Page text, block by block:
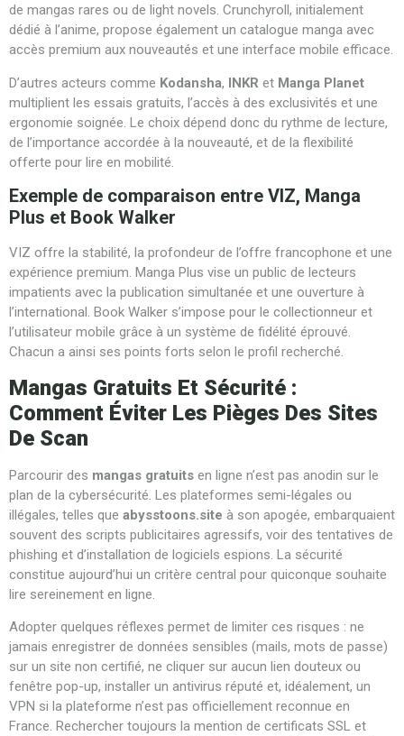
de mangas rares ou de light novels. Crunchyroll, initialement
dédié à l’anime, propose également un catalogue manga avec
accès premium aux nouveautés et une interface mobile efficace.
D’autres acteurs comme Kodansha, INKR et Manga Planet
multiplient les essais gratuits, l’accès à des exclusivités et une
ergonomie soignée. Le choix dépend donc du rythme de lecture,
de l’importance accordée à la nouveauté, et de la flexibilité
offerte pour lire en mobilité.
Exemple de comparaison entre VIZ, Manga
Plus et Book Walker
VIZ offre la stabilité, la profondeur de l’offre francophone et une
expérience premium. Manga Plus vise un public de lecteurs
impatients avec la publication simultanée et une ouverture à
l’international. Book Walker s’impose pour le collectionneur et
l’utilisateur mobile grâce à un système de fidélité éprouvé.
Chacun a ainsi ses points forts selon le profil recherché.
Mangas Gratuits Et Sécurité :
Comment Éviter Les Pièges Des Sites
De Scan
Parcourir des mangas gratuits en ligne n’est pas anodin sur le
plan de la cybersécurité. Les plateformes semi-légales ou
illégales, telles que abysstoons.site à son apogée, embarquaient
souvent des scripts publicitaires agressifs, voir des tentatives de
phishing et d’installation de logiciels espions. La sécurité
constitue aujourd’hui un critère central pour quiconque souhaite
lire sereinement en ligne.
Adopter quelques réflexes permet de limiter ces risques : ne
jamais enregistrer de données sensibles (mails, mots de passe)
sur un site non certifié, ne cliquer sur aucun lien douteux ou
fenêtre pop-up, installer un antivirus réputé et, idéalement, un
VPN si la plateforme n’est pas officiellement reconnue en
France. Rechercher toujours la mention de certificats SSL et